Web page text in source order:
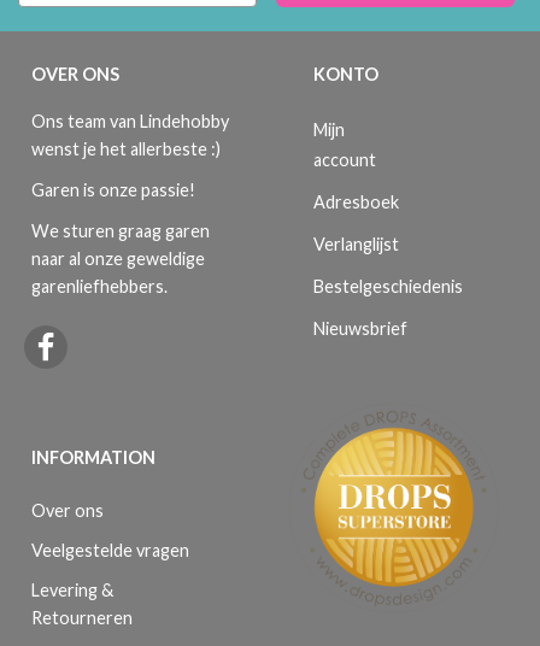
OVER ONS
Ons team van Lindehobby
wenst je het allerbeste :)
Garen is onze passie!
We sturen graag garen
naar al onze geweldige
garenliefhebbers.
INFORMATION
Over ons
Veelgestelde vragen
Levering &
Retourneren
KONTO
Mijn
account
Adresboek
Verlanglijst
Bestelgeschiedenis
Nieuwsbrief